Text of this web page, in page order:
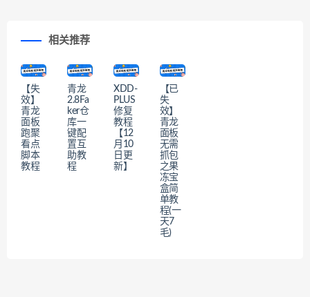
相关推荐
【失
效】
青龙
面板
跑聚
看点
脚本
教程
青龙
2.8Fa
ker仓
库一
键配
置互
助教
程
XDD-
PLUS
修复
教程
【12
月10
日更
新】
【已
失
效】
青龙
面板
无需
抓包
之果
冻宝
盒简
单教
程(一
天7
毛)